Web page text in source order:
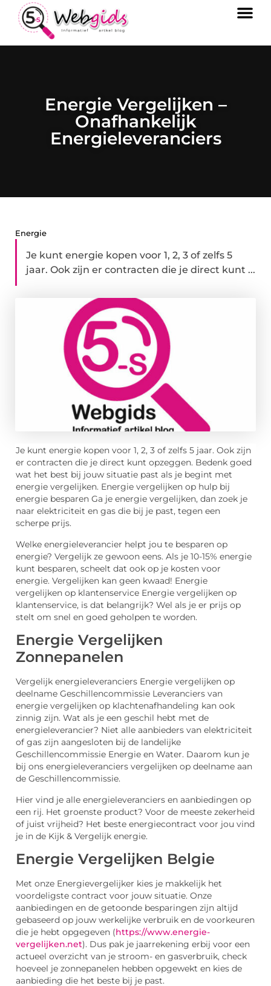
Energie Vergelijken –
Onafhankelijk
Energieleveranciers
Energie
Je kunt energie kopen voor 1, 2, 3 of zelfs 5
jaar. Ook zijn er contracten die je direct kunt ...
Je kunt energie kopen voor 1, 2, 3 of zelfs 5 jaar. Ook zijn
er contracten die je direct kunt opzeggen. Bedenk goed
wat het best bij jouw situatie past als je begint met
energie vergelijken. Energie vergelijken op hulp bij
energie besparen Ga je energie vergelijken, dan zoek je
naar elektriciteit en gas die bij je past, tegen een
scherpe prijs.
Welke energieleverancier helpt jou te besparen op
energie? Vergelijk ze gewoon eens. Als je 10-15% energie
kunt besparen, scheelt dat ook op je kosten voor
energie. Vergelijken kan geen kwaad! Energie
vergelijken op klantenservice Energie vergelijken op
klantenservice, is dat belangrijk? Wel als je er prijs op
stelt om snel en goed geholpen te worden.
Energie Vergelijken
Zonnepanelen
Vergelijk energieleveranciers Energie vergelijken op
deelname Geschillencommissie Leveranciers van
energie vergelijken op klachtenafhandeling kan ook
zinnig zijn. Wat als je een geschil hebt met de
energieleverancier? Niet alle aanbieders van elektriciteit
of gas zijn aangesloten bij de landelijke
Geschillencommissie Energie en Water. Daarom kun je
bij ons energieleveranciers vergelijken op deelname aan
de Geschillencommissie.
Hier vind je alle energieleveranciers en aanbiedingen op
een rij. Het groenste product? Voor de meeste zekerheid
of juist vrijheid? Het beste energiecontract voor jou vind
je in de Kijk & Vergelijk energie.
Energie Vergelijken Belgie
Met onze Energievergelijker kies je makkelijk het
voordeligste contract voor jouw situatie. Onze
aanbiedingen en de getoonde besparingen zijn altijd
gebaseerd op jouw werkelijke verbruik en de voorkeuren
die je hebt opgegeven (https://www.energie-
vergelijken.net). Dus pak je jaarrekening erbij voor een
actueel overzicht van je stroom- en gasverbruik, check
hoeveel je zonnepanelen hebben opgewekt en kies de
aanbieding die het beste bij je past.